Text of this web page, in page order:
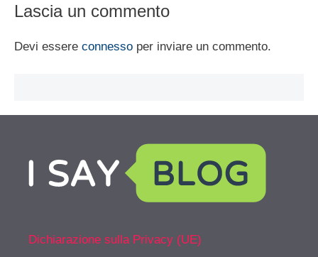
Lascia un commento
Devi essere connesso per inviare un commento.
Dichiarazione sulla Privacy (UE)